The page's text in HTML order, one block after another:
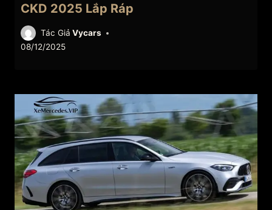
CKD 2025 Lắp Ráp
Tác Giả Vycars
08/12/2025